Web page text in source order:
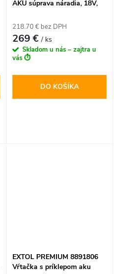
AKU súprava náradia, 18V,
príklepom 65Nm, 2× AKU
5,0Ah, meter, sada bitov,
TSTAK™
218.70 € bez DPH
269 €/ ks
Skladom u nás – zajtra u
vás ⏱️
DO KOŠÍKA
EXTOL PREMIUM 8891806
Vŕtačka s príklepom aku